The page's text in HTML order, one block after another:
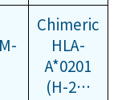
Chimeric
HLA-
A*0201
(H-2…